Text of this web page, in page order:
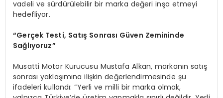
vadeli ve sürdürülebilir bir marka değeri inşa etmeyi
hedefliyor.
“Gerçek Testi, Satış Sonrası Güven Zemininde
Sağlıyoruz”
Musatti Motor Kurucusu Mustafa Alkan, markanın satış
sonrası yaklaşımına ilişkin değerlendirmesinde şu
ifadeleri kullandı: “Yerli ve milli bir marka olmak,